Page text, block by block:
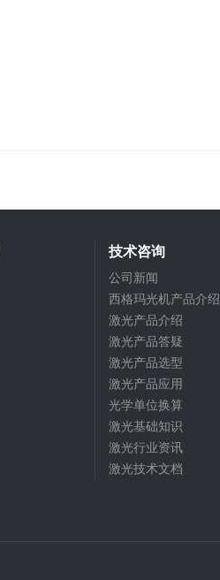
技术咨询
公司新闻
西格玛光机产品介绍
激光产品介绍
激光产品答疑
激光产品选型
激光产品应用
光学单位换算
激光基础知识
激光行业资讯
激光技术文档